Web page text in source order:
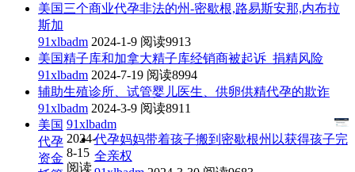
美国三个商业代孕非法的州-密歇根,路易斯安那,内布拉
斯加
91xlbadm 2024-1-9 阅读9913
美国精子库和加拿大精子库经销商被起诉_捐精风险
91xlbadm 2024-7-19 阅读8994
辅助生殖诊所、试管婴儿医生、供卵供精代孕的欺诈
91xlbadm 2024-3-9 阅读8911
美国
代孕
资金
91xlbadm
2024-
8-15
阅读
代孕妈妈带着孩子搬到密歇根州以获得孩子完
全亲权